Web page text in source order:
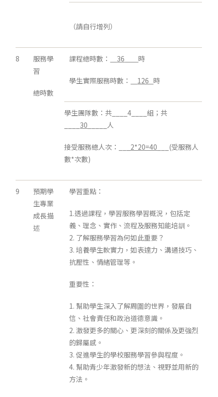
（請自行增列）
8
服務學
習
總時數
課程總時數： 36 時
學生實際服務時數： 126 時
學生團隊數：共____4____組；共
30 _____人
接受服務總人次：__ _2*20=40 ___(受服務人
數*次數)
9
預期學
生專業
成長描
述
學習重點：
1.透過課程，學習服務學習概況，包括定
義、理念、實作、流程及服務知能培訓。
2. 了解服務學習為何如此重要？
3. 培養學生軟實力，如表達力、溝通技巧、
抗壓性、情緒管理等。
重要性：
1. 幫助學生深入了解周圍的世界，發展自
信、社會責任和政治道德意識。
2. 激發更多的關心、更深刻的關係及更強烈
的歸屬感。
3. 促進學生的學校服務學習參與程度。
4. 幫助青少年激發新的想法、視野並用新的
方法。